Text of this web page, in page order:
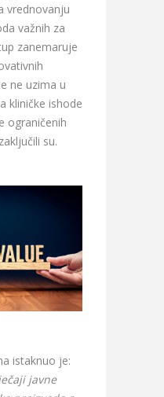
vrednovanju
važnih za
zanemaruje
ne uzima u
kliničke ishode
ograničenih
su.
istaknuo je:
javne